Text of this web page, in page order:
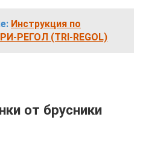
Инструкция по
РЕГОЛ (TRI-REGOL)
от брусники